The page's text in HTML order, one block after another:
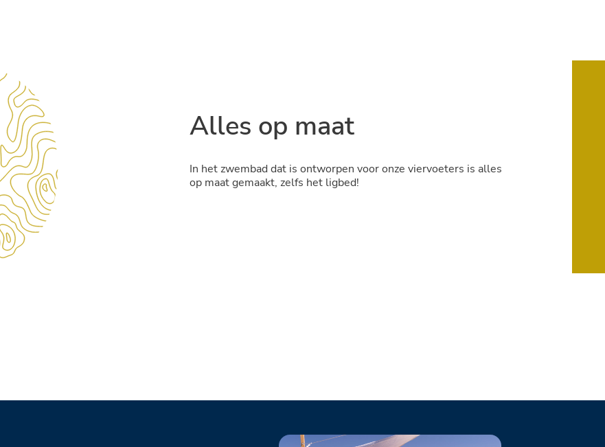
Alles op maat
In het zwembad dat is ontworpen voor onze viervoeters is alles
op maat gemaakt, zelfs het ligbed!